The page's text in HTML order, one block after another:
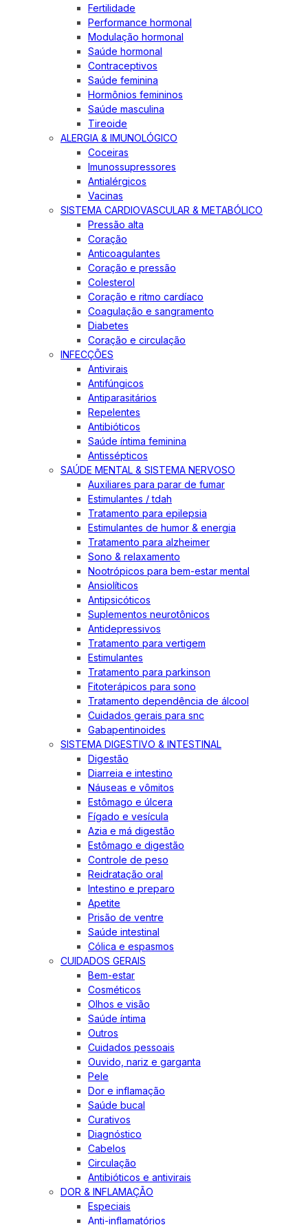
Fertilidade
Performance hormonal
Modulação hormonal
Saúde hormonal
Contraceptivos
Saúde feminina
Hormônios femininos
Saúde masculina
Tireoide
ALERGIA & IMUNOLÓGICO
Coceiras
Imunossupressores
Antialérgicos
Vacinas
SISTEMA CARDIOVASCULAR & METABÓLICO
Pressão alta
Coração
Anticoagulantes
Coração e pressão
Colesterol
Coração e ritmo cardíaco
Coagulação e sangramento
Diabetes
Coração e circulação
INFECÇÕES
Antivirais
Antifúngicos
Antiparasitários
Repelentes
Antibióticos
Saúde íntima feminina
Antissépticos
SAÚDE MENTAL & SISTEMA NERVOSO
Auxiliares para parar de fumar
Estimulantes / tdah
Tratamento para epilepsia
Estimulantes de humor & energia
Tratamento para alzheimer
Sono & relaxamento
Nootrópicos para bem-estar mental
Ansiolíticos
Antipsicóticos
Suplementos neurotônicos
Antidepressivos
Tratamento para vertigem
Estimulantes
Tratamento para parkinson
Fitoterápicos para sono
Tratamento dependência de álcool
Cuidados gerais para snc
Gabapentinoides
SISTEMA DIGESTIVO & INTESTINAL
Digestão
Diarreia e intestino
Náuseas e vômitos
Estômago e úlcera
Fígado e vesícula
Azia e má digestão
Estômago e digestão
Controle de peso
Reidratação oral
Intestino e preparo
Apetite
Prisão de ventre
Saúde intestinal
Cólica e espasmos
CUIDADOS GERAIS
Bem-estar
Cosméticos
Olhos e visão
Saúde íntima
Outros
Cuidados pessoais
Ouvido, nariz e garganta
Pele
Dor e inflamação
Saúde bucal
Curativos
Diagnóstico
Cabelos
Circulação
Antibióticos e antivirais
DOR & INFLAMAÇÃO
Especiais
Anti-inflamatórios